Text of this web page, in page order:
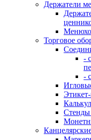
Держатели
Торговое
-
-